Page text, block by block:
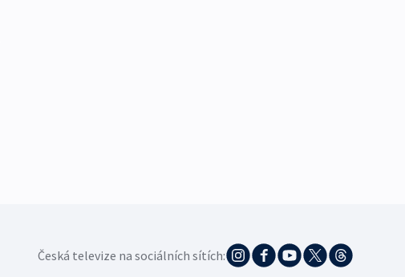
Česká televize na sociálních sítích: